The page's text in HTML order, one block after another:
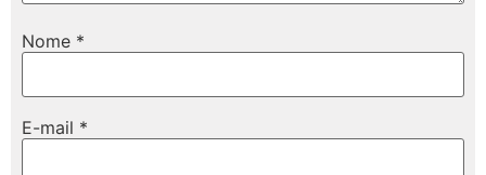
Nome *
E-mail *